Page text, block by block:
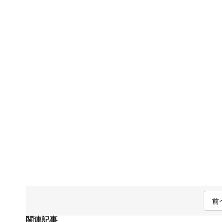
前
関連記事